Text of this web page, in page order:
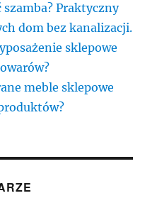
szamba? Praktyczny
dom bez kanalizacji.
sklepowe
meble sklepowe